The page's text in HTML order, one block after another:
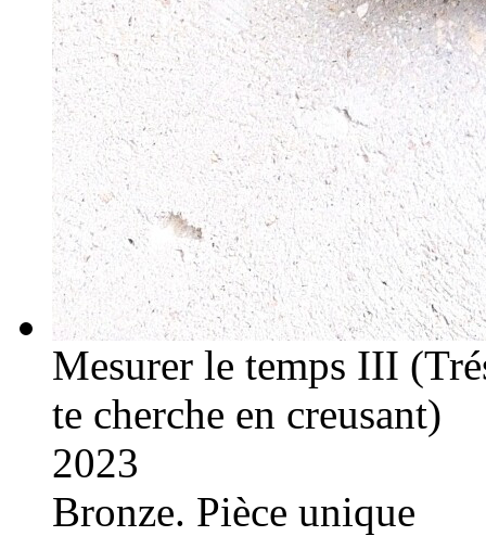
Mesurer le temps III
te cherche en creusant)
2023
Bronze. Pièce unique